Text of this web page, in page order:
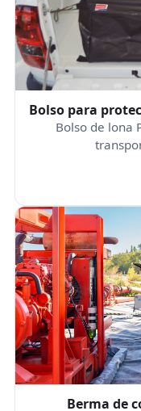
Bolso para
Bolso de lona
Berma de